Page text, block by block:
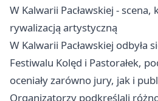
W Kalwarii Pacławskiej - scena,
rywalizacją artystyczną
W Kalwarii Pacławskiej odbyła
Festiwalu Kolęd i Pastorałek,
oceniały zarówno jury, jak i
Organizatorzy podkreślali